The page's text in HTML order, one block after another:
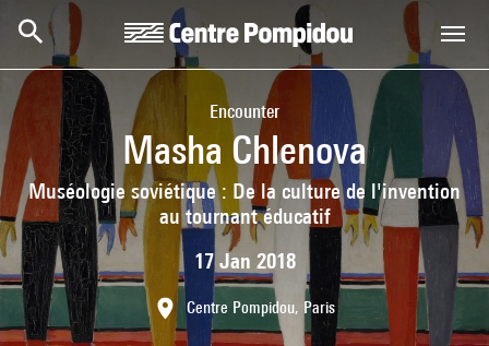
Skip to main content
Centre Pompidou
Encounter
Masha Chlenova
Muséologie soviétique : De la culture de l'invention
au tournant éducatif
17 Jan 2018
Centre Pompidou, Paris